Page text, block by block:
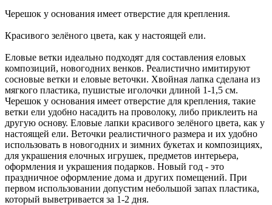
Черешок у основания имеет отверстие для крепления.
Красивого зелёного цвета, как у настоящей ели.
Еловые ветки идеально подходят для составления еловых
композиций, новогодних венков. Реалистично имитируют
сосновые ветки и еловые веточки. Хвойная лапка сделана из
мягкого пластика, пушистые иголочки длиной 1-1,5 см.
Черешок у основания имеет отверстие для крепления, такие
ветки ели удобно насадить на проволоку, либо приклеить на
другую основу. Еловые лапки красивого зелёного цвета, как у
настоящей ели. Веточки реалистичного размера и их удобно
использовать в новогодних и зимних букетах и композициях,
для украшения елочных игрушек, предметов интерьера,
оформления и украшения подарков. Новый год - это
праздничное оформление дома и других помещений. При
первом использовании допустим небольшой запах пластика,
который выветривается за 1-2 дня.